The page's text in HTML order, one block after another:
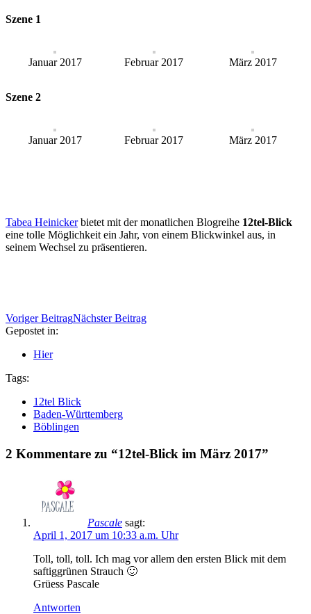
Szene 1
Januar 2017 Februar 2017 März 2017
Szene 2
Januar 2017 Februar 2017 März 2017
Tabea Heinickerbietet mit der monatlichen Blogreihe 12tel-Blick
eine tolle Möglichkeit ein Jahr, von einem Blickwinkel aus, in
seinem Wechsel zu präsentieren.
Voriger BeitragNächster Beitrag
Gepostet in:
Hier
Tags:
12tel Blick
Baden-Württemberg
Böblingen
2 Kommentare zu “12tel-Blick im März 2017”
Pascale sagt:
April 1, 2017 um 10:33 a.m. Uhr
Toll, toll, toll. Ich mag vor allem den ersten Blick mit dem
saftiggrünen Strauch 🙂
Grüess Pascale
Antworten